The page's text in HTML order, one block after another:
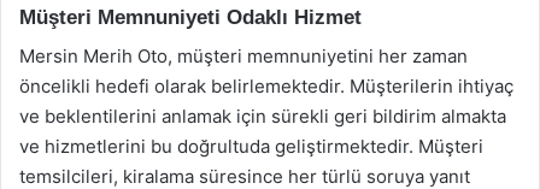
Müşteri Memnuniyeti Odaklı Hizmet
Mersin Merih Oto, müşteri memnuniyetini her zaman
öncelikli hedefi olarak belirlemektedir. Müşterilerin ihtiyaç
ve beklentilerini anlamak için sürekli geri bildirim almakta
ve hizmetlerini bu doğrultuda geliştirmektedir. Müşteri
temsilcileri, kiralama süresince her türlü soruya yanıt